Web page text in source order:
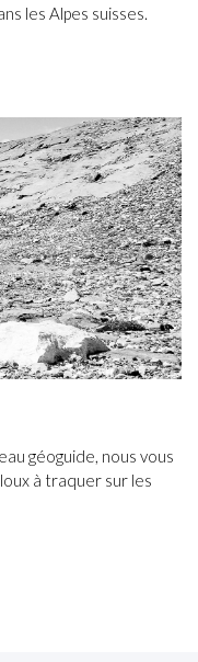
les Alpes suisses.
géoguide, nous vous
à traquer sur les